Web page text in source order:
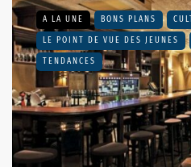
A LA UNE BONS PLANS
LE POINT DE VUE DES JEUNES
TENDANCES